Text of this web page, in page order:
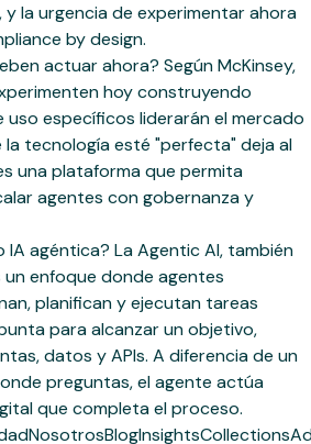
la urgencia de experimentar ahora
by design.
actuar ahora? Según McKinsey,
hoy construyendo
específicos liderarán el mercado
la tecnología esté "perfecta" deja al
una plataforma que permita
agentes con gobernanza y
IA agéntica? La Agentic AI, también
un enfoque donde agentes
planifican y ejecutan tareas
para alcanzar un objetivo,
datos y APIs. A diferencia de un
preguntas, el agente actúa
que completa el proceso.
NosotrosBlogInsightsCollections